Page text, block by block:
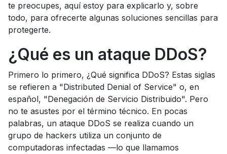
te preocupes, aquí estoy para explicarlo y, sobre
todo, para ofrecerte algunas soluciones sencillas para
protegerte.
¿Qué es un ataque DDoS?
Primero lo primero, ¿Qué significa DDoS? Estas siglas
se refieren a "Distributed Denial of Service" o, en
español, "Denegación de Servicio Distribuido". Pero
no te asustes por el término técnico. En pocas
palabras, un ataque DDoS se realiza cuando un
grupo de hackers utiliza un conjunto de
computadoras infectadas —lo que llamamos